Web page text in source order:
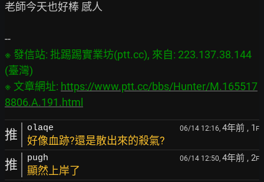
老師今天也好棒 感人
※ 發信站: 批踢踢實業坊(ptt.cc), 來自: 223.137.38.144
(臺灣)
※ 文章網址: https://www.ptt.cc/bbs/Hunter/M.165517
8806.A.191.html
推 olaqe 06/14 12:16, 4年前 , 1 F
好像血跡?還是散出來的殺氣?
推 pugh 06/14 12:50, 4年前 , 2F
顯然上岸了